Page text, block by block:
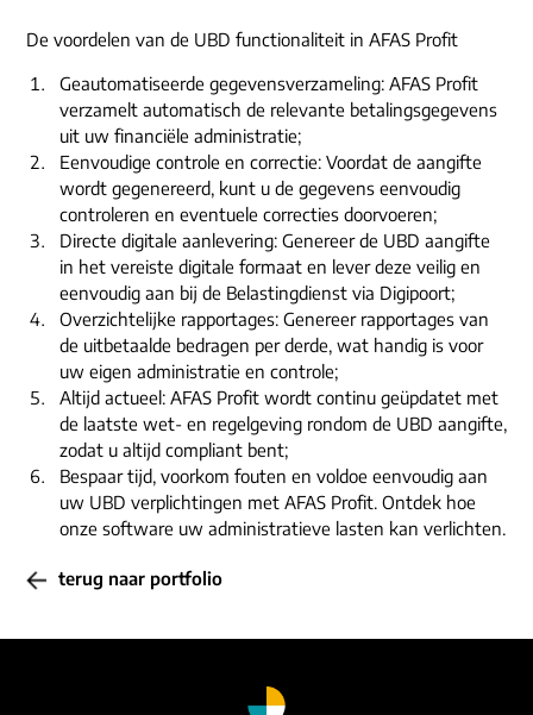
De voordelen van de UBD functionaliteit in AFAS Profit
Geautomatiseerde gegevensverzameling: AFAS Profit
verzamelt automatisch de relevante betalingsgegevens
uit uw financiële administratie;
Eenvoudige controle en correctie: Voordat de aangifte
wordt gegenereerd, kunt u de gegevens eenvoudig
controleren en eventuele correcties doorvoeren;
Directe digitale aanlevering: Genereer de UBD aangifte
in het vereiste digitale formaat en lever deze veilig en
eenvoudig aan bij de Belastingdienst via Digipoort;
Overzichtelijke rapportages: Genereer rapportages van
de uitbetaalde bedragen per derde, wat handig is voor
uw eigen administratie en controle;
Altijd actueel: AFAS Profit wordt continu geüpdatet met
de laatste wet- en regelgeving rondom de UBD aangifte,
zodat u altijd compliant bent;
Bespaar tijd, voorkom fouten en voldoe eenvoudig aan
uw UBD verplichtingen met AFAS Profit. Ontdek hoe
onze software uw administratieve lasten kan verlichten.
terug naar portfolio